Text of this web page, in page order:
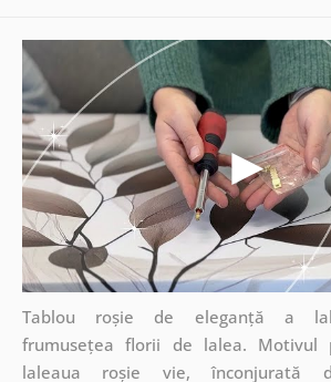
Tablou roșie de eleganță a
frumusețea florii de lalea. Motivul
laleaua roșie vie, înconjurată